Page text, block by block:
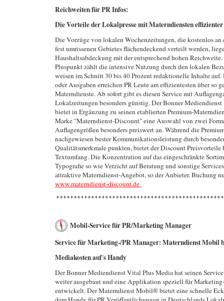
Reichweiten für PR Infos:
Die Vorteile der Lokalpresse mit Materndiensten effizienter
Die Vorzüge von lokalen Wochenzeitungen, die kostenlos an
fest umrissenen Gebietes flächendeckend verteilt werden,
Haushaltsabdeckung mit der entsprechend hohen
Pluspunkt zählt die intensive Nutzung durch den lokalen
weisen im Schnitt 30 bis 40 Prozent redaktionelle Inhalte
oder Ausgaben erreichen PR Leute am effizientesten über so
Materndienste. Ab sofort gibt es diesen Service mit
Lokalzeitungen besonders günstig. Der Bonner
bietet in Ergänzung zu seinen etablierten Premium-
Marke "Materndienst-Discount" eine Auswahl von zwei
Auflagengrößen besonders preiswert an. Während die
nachgewiesen bester Kommunikationsleistung durch
Qualitätsmerkmale punkten, bietet der Discount Preisvorteile
Textumfang. Die Konzentration auf das eingeschränkte
Typografie so wie Verzicht auf Beratung und sonstige
attraktive Materndienst-Angebot, so der Anbieter. Buchung
www.materndienst-discount.de
Mobil-Service für PR/Marketing Manager
Service für Marketing-/PR Manager: Materndienst Mobil
Mediakosten auf´s Handy
Der Bonner Mediendienst Vital Plus Media hat seinen
weiter ausgebaut und eine Applikation speziell für
entwickelt. Der Materndienst Mobil® bietet eine schnelle